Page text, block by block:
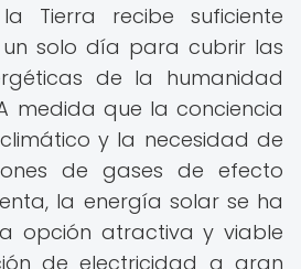
Tierra recibe suficiente
solo día para cubrir las
de la humanidad
medida que la conciencia
y la necesidad de
de gases de efecto
la energía solar se ha
opción atractiva y viable
de electricidad a gran